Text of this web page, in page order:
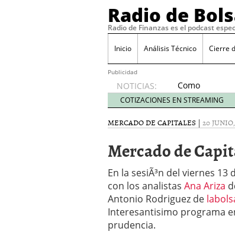
Radio de
Radio de Finanzas es el podcast
Inicio Análisis Técnico Cierre
Publicidad
NOTICIAS:
Como
aprender
a invertir
en el
del
trading
junio 5,
2020
Cierre de
Bolsa General
Cierre de
COTIZACIONES EN STREAMING
MERCADO DE CAPITALES | 20
Mercado de
En la sesiÃ³n del viernes
con los analistas Ana Ariza
Antonio Rodriguez de
Interesantisimo programa
prudencia.